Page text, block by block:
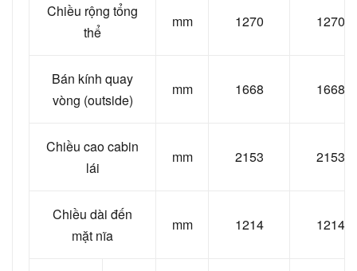
Chiều rộng tổng
thể
mm 1270 1270
Bán kính quay
vòng (outside)
mm 1668 1668
Chiều cao cabin
lái
mm 2153 2153
Chiều dài đến
mặt nĩa
mm 1214 1214